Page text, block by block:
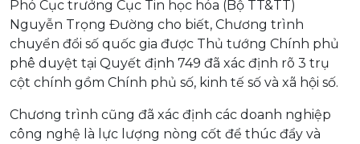
Phó Cục trưởng Cục Tin học hóa (Bộ TT&TT)
Nguyễn Trọng Đường cho biết, Chương trình
chuyển đổi số quốc gia được Thủ tướng Chính phủ
phê duyệt tại Quyết định 749 đã xác định rõ 3 trụ
cột chính gồm Chính phủ số, kinh tế số và xã hội số.
Chương trình cũng đã xác định các doanh nghiệp
công nghệ là lực lượng nòng cốt để thúc đẩy và